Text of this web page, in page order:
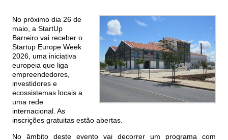
No próximo dia 26 de
maio, a StartUp
Barreiro vai receber o
Startup Europe Week
2026, uma iniciativa
europeia que liga
empreendedores,
investidores e
ecossistemas locais a
uma rede
internacional. As
inscrições gratuitas estão abertas.
No âmbito deste evento vai decorrer um programa com